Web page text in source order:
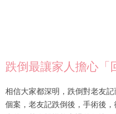
跌倒最讓家人擔心「
相信大家都深明，跌倒對老友
個案，老友記跌倒後，手術後